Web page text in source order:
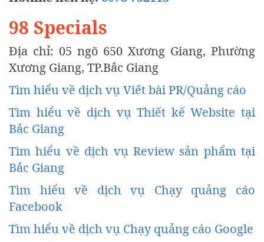
98 Specials
Địa chỉ: 05 ngõ 650 Xương Giang, Phường
Xương Giang, TP.Bắc Giang
Tìm hiểu về dịch vụ Viết bài PR/Quảng cáo
Tìm hiểu về dịch vụ Thiết kế Website tại
Bắc Giang
Tìm hiểu về dịch vụ Review sản phẩm tại
Bắc Giang
Tìm hiểu về dịch vụ Chạy quảng cáo
Facebook
Tìm hiểu về dịch vụ Chạy quảng cáo Google